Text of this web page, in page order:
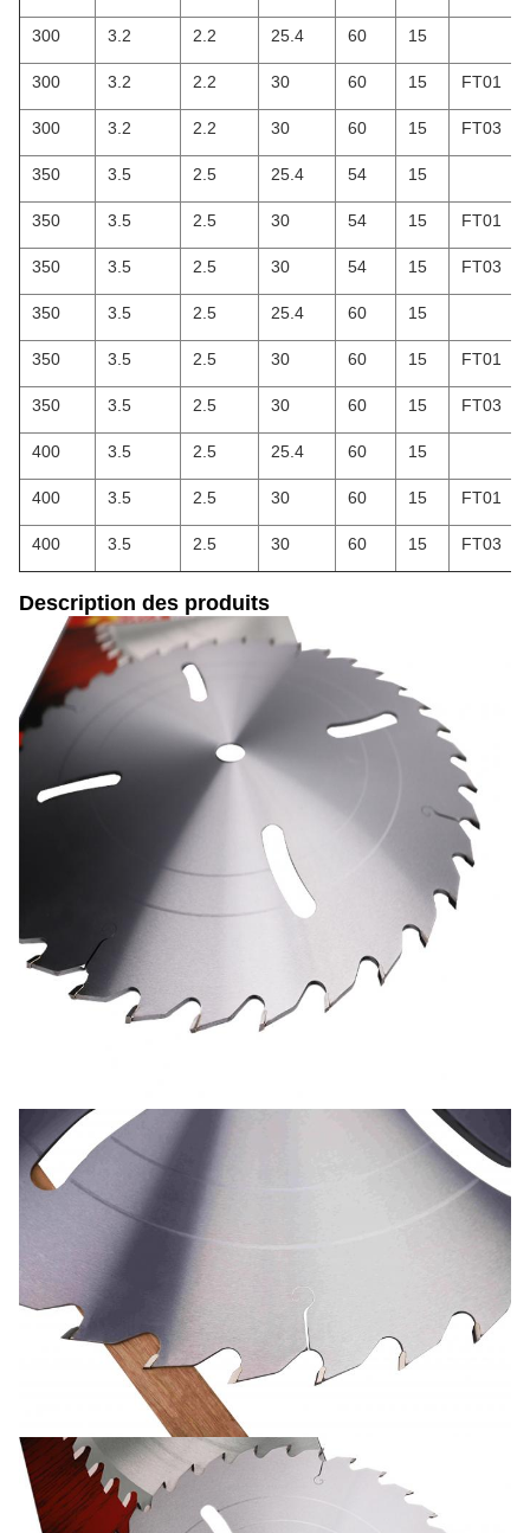
300 3.2 2.2 25.4 60 15
300 3.2 2.2 30 60 15 FT01
300 3.2 2.2 30 60 15 FT03
350 3.5 2.5 25.4 54 15
350 3.5 2.5 30 54 15 FT01
350 3.5 2.5 30 54 15 FT03
350 3.5 2.5 25.4 60 15
350 3.5 2.5 30 60 15 FT01
350 3.5 2.5 30 60 15 FT03
400 3.5 2.5 25.4 60 15
400 3.5 2.5 30 60 15 FT01
400 3.5 2.5 30 60 15 FT03
Description des produits